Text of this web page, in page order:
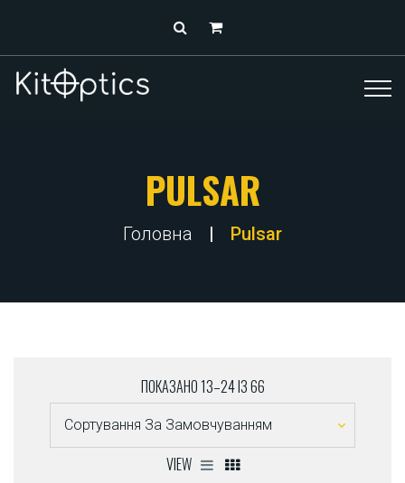
PULSAR
Головна Pulsar
ПОКАЗАНО 13–24 ІЗ 66
VIEW